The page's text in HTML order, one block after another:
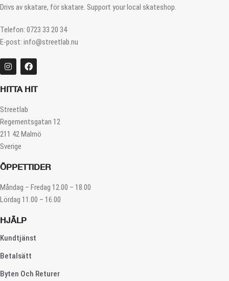
Drivs av skatare, för skatare. Support your local skateshop.
Telefon: 0723 33 20 34
E-post: info@streetlab.nu
HITTA HIT
Streetlab
Regementsgatan 12
211 42 Malmö
Sverige
ÖPPETTIDER
Måndag – Fredag 12.00 – 18.00
Lördag 11.00 – 16.00
HJÄLP
Kundtjänst
Betalsätt
Byten Och Returer